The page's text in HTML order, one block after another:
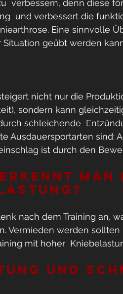
verbessern, denn diese
und verbessert die
Eine sinnvolle
geübt werden
nicht nur die
sondern kann
schleichende
Ausdauersportarten sind:
ist durch den
man
nach dem Training an,
Vermieden werden
mit hoher
und